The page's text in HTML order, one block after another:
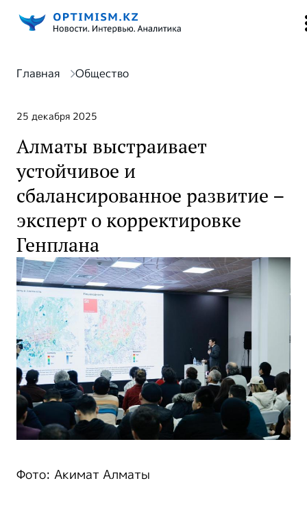
Главная Общество
25 декабря 2025
Алматы выстраивает
устойчивое и
сбалансированное развитие –
эксперт о корректировке
Генплана
Фото: Акимат Алматы